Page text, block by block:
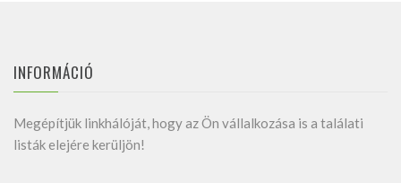
INFORMÁCIÓ
Megépítjük linkhálóját, hogy az Ön vállalkozása is a találati
listák elejére kerüljön!